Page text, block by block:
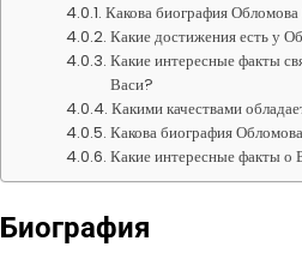
Какова биография
Какие достижения есть у
Какие интересные факты
Васи?
Какими качествами
Какова биография
Какие интересные факты о
Биография